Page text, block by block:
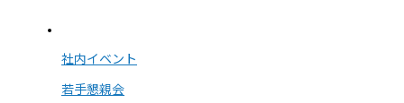
社内イベント
若手懇親会